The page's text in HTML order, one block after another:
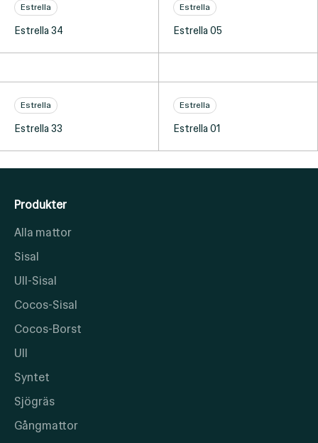
Estrella
Estrella 34
Estrella
Estrella 05
Estrella
Estrella 33
Estrella
Estrella 01
Produkter
Alla mattor
Sisal
Ull-Sisal
Cocos-Sisal
Cocos-Borst
Ull
Syntet
Sjögräs
Gångmattor